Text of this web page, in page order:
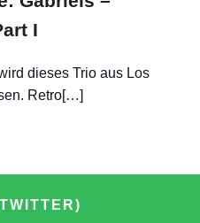
I
dieses Trio aus Los
Retro[…]